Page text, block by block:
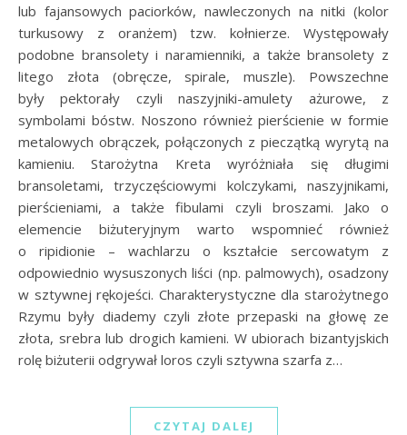
lub fajansowych paciorków, nawleczonych na nitki (kolor
turkusowy z oranżem) tzw. kołnierze. Występowały
podobne bransolety i naramienniki, a także bransolety z
litego złota (obręcze, spirale, muszle). Powszechne
były pektorały czyli naszyjniki-amulety ażurowe, z
symbolami bóstw. Noszono również pierścienie w formie
metalowych obrączek, połączonych z pieczątką wyrytą na
kamieniu. Starożytna Kreta wyróżniała się długimi
bransoletami, trzyczęściowymi kolczykami, naszyjnikami,
pierścieniami, a także fibulami czyli broszami. Jako o
elemencie biżuteryjnym warto wspomnieć również
o ripidionie – wachlarzu o kształcie sercowatym z
odpowiednio wysuszonych liści (np. palmowych), osadzony
w sztywnej rękojeści. Charakterystyczne dla starożytnego
Rzymu były diademy czyli złote przepaski na głowę ze
złota, srebra lub drogich kamieni. W ubiorach bizantyjskich
rolę biżuterii odgrywał loros czyli sztywna szarfa z…
CZYTAJ DALEJ